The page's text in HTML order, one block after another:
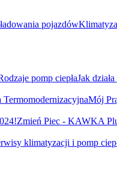
pojazdów
pomp ciepłaJak
TermomodernizacyjnaMój
Zmień Piec - KAWKA
klimatyzacji i pomp